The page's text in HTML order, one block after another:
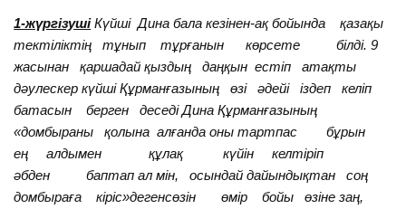
1-жүргізушіКүйші Дина бала кезінен-ақ бойында қазақы
тектіліктің тұнып тұрғанын көрсете білді. 9
жасынан қаршадай қыздың даңқын естіп атақты
дәулескер күйші Құрманғазының өзі әдейі іздеп келіп
батасын берген деседі Дина Құрманғазының
«домбыраны қолына алғанда оны тартпас бұрын
ең алдымен құлақ күйін келтіріп
әбден баптап ал мін, осындай дайындықтан соң
домбыраға кіріс»дегенсөзін өмір бойы өзіне заң,